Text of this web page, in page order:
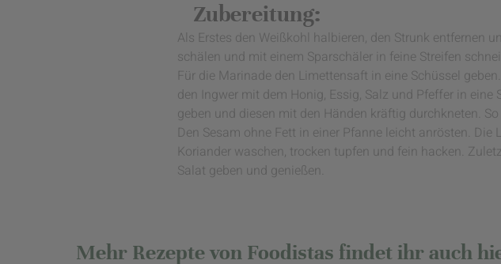
Zubereitung:
Als Erstes den Weißkohl halbieren, den Strunk entfernen
schälen und mit einem Sparschäler in feine Streifen
Für die Marinade den Limettensaft in eine Schüssel
den Ingwer mit dem Honig, Essig, Salz und Pfeffer in
geben und diesen mit den Händen kräftig durchkneten.
Den Sesam ohne Fett in einer Pfanne leicht anrösten.
Koriander waschen, trocken tupfen und fein hacken.
Salat geben und genießen.
Mehr Rezepte von Foodistas findet ihr auch